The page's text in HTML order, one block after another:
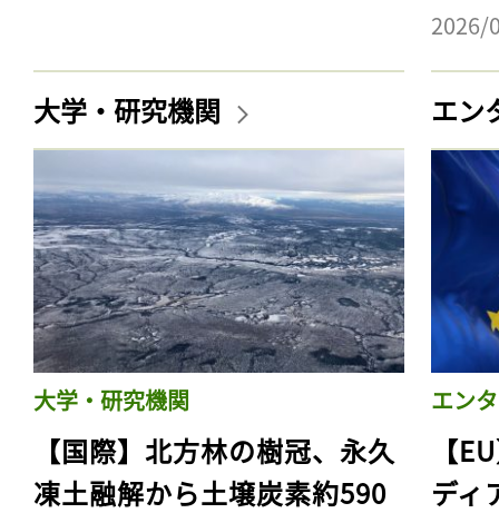
2026/
大学・研究機関
大学・研究機関
【国際】北方林の樹冠、永久
凍土融解から土壌炭素約590
エン
エン
【
ディ